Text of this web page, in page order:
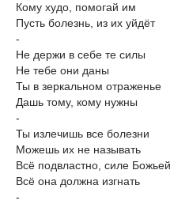
Кому худо, помогай им
Пусть болезнь, из их уйдёт
-
Не держи в себе те силы
Не тебе они даны
Ты в зеркальном отраженье
Дашь тому, кому нужны
-
Ты излечишь все болезни
Можешь их не называть
Всё подвластно, силе Божьей
Всё она должна изгнать
-